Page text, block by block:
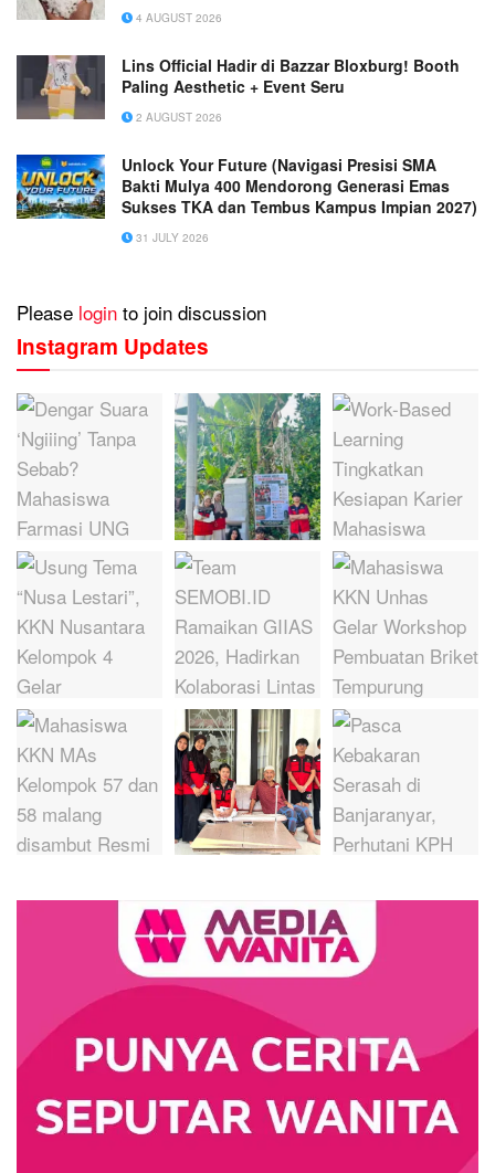
4 AUGUST 2026
Lins Official Hadir di Bazzar Bloxburg! Booth
Paling Aesthetic + Event Seru
2 AUGUST 2026
Unlock Your Future (Navigasi Presisi SMA
Bakti Mulya 400 Mendorong Generasi Emas
Sukses TKA dan Tembus Kampus Impian 2027)
31 JULY 2026
Please login to join discussion
Instagram Updates